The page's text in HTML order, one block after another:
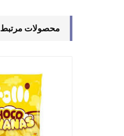
محصولات مرتبط